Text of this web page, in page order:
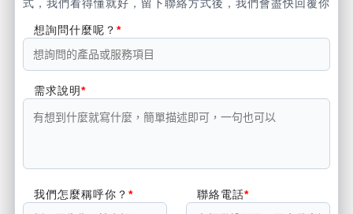
式，我們看得懂就好，留下聯絡方式後，我們會盡快回覆你
想詢問什麼呢？
需求說明
我們怎麼稱呼你？ 聯絡電話